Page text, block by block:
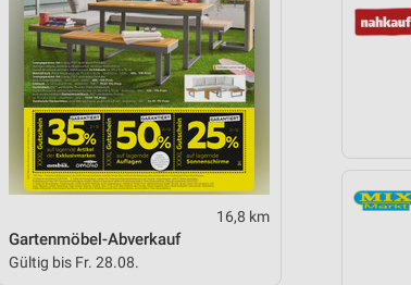
16,8 km
Gartenmöbel-Abverkauf
Gültig bis Fr. 28.08.